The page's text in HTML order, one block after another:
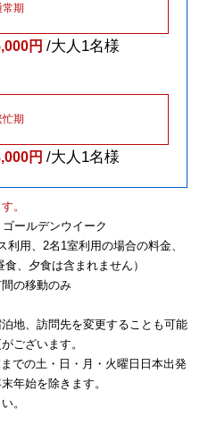
常期
円 /大人1名様
忙期
円 /大人1名様
。
ールデンウイーク
用、2名1室利用の場合の料金、
、夕食は含まれません）
の移動のみ
地、訪問先を変更することも可能
ございます。
での土・日・月・火曜日日本出発
年始を除きます。
。